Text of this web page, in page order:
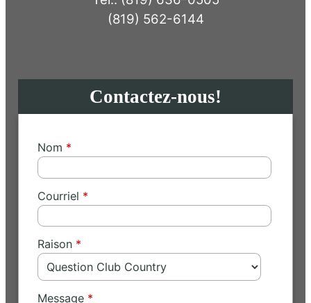
(819) 562-6144
Contactez-nous!
Nom
Courriel
Raison
Message